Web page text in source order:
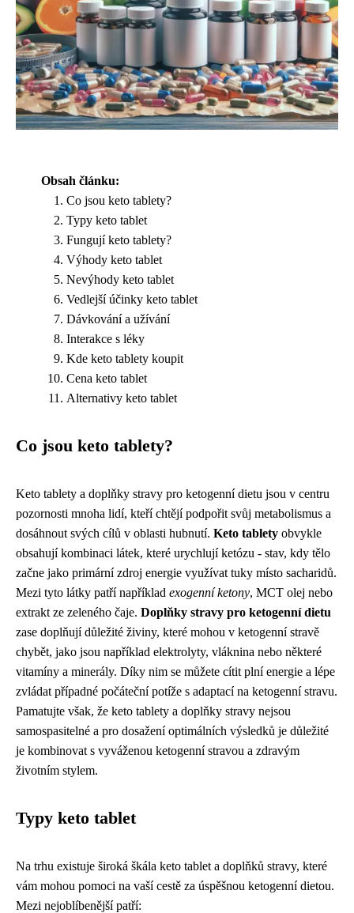
Obsah článku:
Co jsou keto tablety?
Typy keto tablet
Fungují keto tablety?
Výhody keto tablet
Nevýhody keto tablet
Vedlejší účinky keto tablet
Dávkování a užívání
Interakce s léky
Kde keto tablety koupit
Cena keto tablet
Alternativy keto tablet
Co jsou keto tablety?
Keto tablety a doplňky stravy pro ketogenní dietu jsou v centru
pozornosti mnoha lidí, kteří chtějí podpořit svůj metabolismus a
dosáhnout svých cílů v oblasti hubnutí. Keto tablety obvykle
obsahují kombinaci látek, které urychlují ketózu - stav, kdy tělo
začne jako primární zdroj energie využívat tuky místo sacharidů.
Mezi tyto látky patří například exogenní ketony, MCT olej nebo
extrakt ze zeleného čaje. Doplňky stravy pro ketogenní dietu
zase doplňují důležité živiny, které mohou v ketogenní stravě
chybět, jako jsou například elektrolyty, vláknina nebo některé
vitamíny a minerály. Díky nim se můžete cítit plní energie a lépe
zvládat případné počáteční potíže s adaptací na ketogenní stravu.
Pamatujte však, že keto tablety a doplňky stravy nejsou
samospasitelné a pro dosažení optimálních výsledků je důležité
je kombinovat s vyváženou ketogenní stravou a zdravým
životním stylem.
Typy keto tablet
Na trhu existuje široká škála keto tablet a doplňků stravy, které
vám mohou pomoci na vaší cestě za úspěšnou ketogenní dietou.
Mezi nejoblíbenější patří: